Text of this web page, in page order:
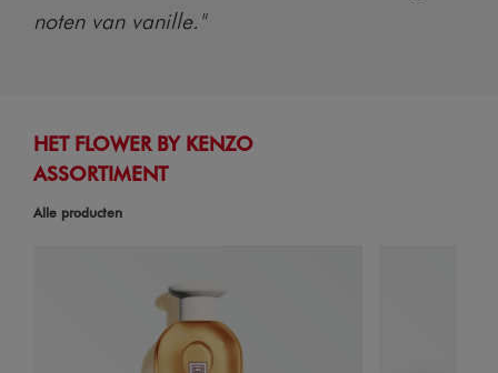
noten van vanille."
HET FLOWER BY KENZO
ASSORTIMENT
Alle producten